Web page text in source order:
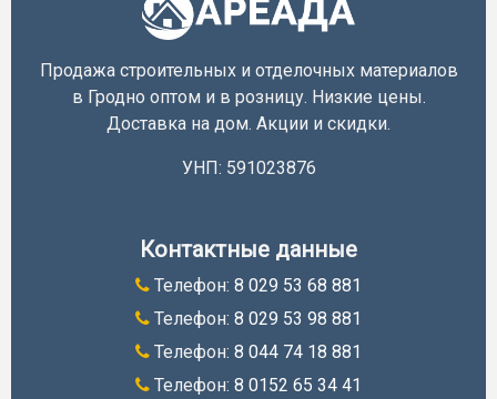
Продажа строительных и отделочных материалов
в Гродно оптом и в розницу. Низкие цены.
Доставка на дом. Акции и скидки.
УНП: 591023876
Контактные данные
Телефон: 8 029 53 68 881
Телефон: 8 029 53 98 881
Телефон: 8 044 74 18 881
Телефон: 8 0152 65 34 41